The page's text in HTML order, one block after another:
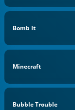
Bomb It
Minecraft
Bubble Trouble